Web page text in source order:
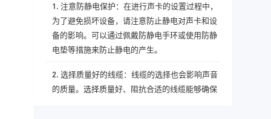
1. 注意防静电保护：在进行声卡的设置过程中，
为了避免损坏设备，请注意防止静电对声卡和设
备的影响。可以通过佩戴防静电手环或使用防静
电垫等措施来防止静电的产生。
2. 选择质量好的线缆：线缆的选择也会影响声音
的质量。选择质量好、阻抗合适的线缆能够确保